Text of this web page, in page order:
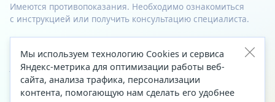
Имеются противопоказания. Необходимо ознакомиться
с инструкцией или получить консультацию специалиста.
© 2023—2026 Все права защищены.
Адрес
Архангельск, ул. Папанина, д. 19 (вход в здание со стороны
Мы используем технологию Cookies и сервиса
Яндекс-метрика для оптимизации работы веб-
сайта, анализа трафика, персонализации
контента, помогающую нам сделать его удобнее